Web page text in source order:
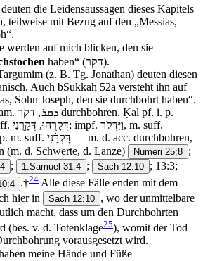
die Leidensaussagen dieses Kapitels
teilweise mit Bezug auf den „Messias,
werden auf mich blicken, den sie
haben“ (דקר).
(z. B. Tg. Jonathan) deuten diesen
Auch bSukkah 52a versteht ihn auf
Sohn Joseph, den sie durchbohrt haben“.
(m. d. Schwerte, d. Lanze)
Numeri 25:8 ;
; 1.Samuel 31:4 ; Sach 12:10 ; 13:3;
.†24 Alle diese Fälle enden mit dem
hier in
Sach 12:10 , wo der unmittelbare
macht, dass um den Durchbohrten
(bes. v. d. Totenklage25), womit der Tod
vorausgesetzt wird.
meine Hände und Füße